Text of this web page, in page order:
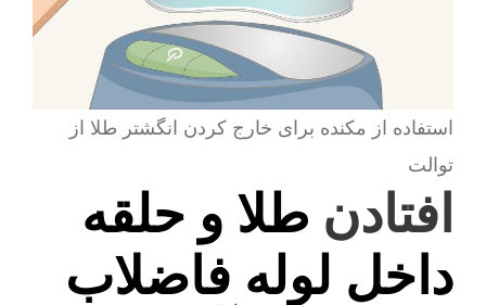
استفاده از مکنده برای خارج کردن انگشتر طلا از
توالت
افتادن طلا و حلقه
داخل لوله فاضلاب